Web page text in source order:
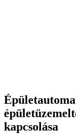
kapcsolása